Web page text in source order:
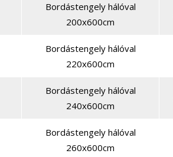
Bordástengely hálóval
200x600cm
Bordástengely hálóval
220x600cm
Bordástengely hálóval
240x600cm
Bordástengely hálóval
260x600cm